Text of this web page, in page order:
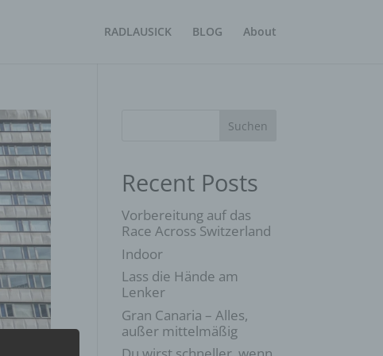
RADLAUSICK BLOG About
Suchen
Recent Posts
Vorbereitung auf das
Race Across Switzerland
Indoor
Lass die Hände am
Lenker
Gran Canaria – Alles,
außer mittelmäßig